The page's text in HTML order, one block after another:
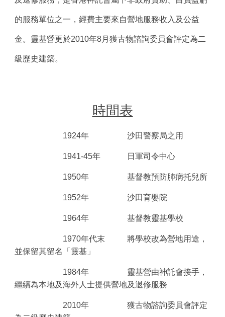
的服務單位之一，經費主要來自營地服務收入及公益
金。靈基營更於2010年8月獲古物諮詢委員會評定為二
級歷史建築。
時間表
1924年 沙田警察局之用
1941-45年 日軍司令中心
1950年 基督教預防肺病托兒所
1952年 沙田育嬰院
1964年 基督教靈基學校
1970年代末
將學校改為營地用途，
並保留其留名「靈基」
1984年
靈基營由神託會接手，
繼續為本地及海外人士提供營地及退修服務
2010年
獲古物諮詢委員會評定